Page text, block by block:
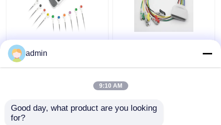
Borsam holter ecg-
kabel voor BS6930
BS6930-3 BS6930-12
8 Pin Praktisch Lood
admin
9:10 AM
Good day, what product are you looking
for?